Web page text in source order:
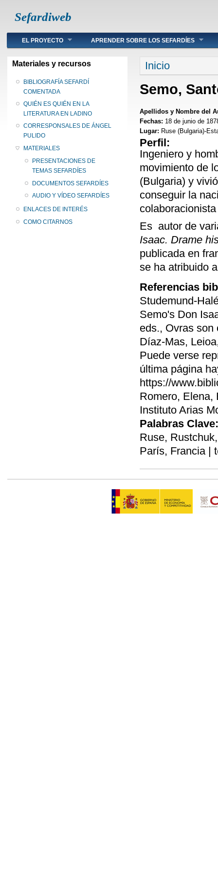
Sefardiweb
Main menu
EL PROYECTO APRENDER SOBRE LOS SEFARDÍES
Materiales y recursos
BIBLIOGRAFÍA SEFARDÍ
COMENTADA
QUIÉN ES QUIÉN EN LA
LITERATURA EN LADINO
CORRESPONSALES DE ÁNGEL
PULIDO
MATERIALES
PRESENTACIONES DE
TEMAS SEFARDÍES
DOCUMENTOS SEFARDÍES
AUDIO Y VÍDEO SEFARDÍES
ENLACES DE INTERÉS
COMO CITARNOS
Se encuentra
Inicio
Semo,
Apellidos y Nombre del
Fechas: 18 de junio de
Lugar: Ruse (Bulgaria)-
Perfil:
Ingeniero y
movimiento de
(Bulgaria) y
conseguir la
Es autor de
Isaac. Drame
publicada en
se ha atribuido
Referencias
Studemund-
Semo's Don
eds., Ovras son
Díaz-Mas,
Puede verse
última página
https://
Romero, Elena,
Instituto Arias
Palabras Clave:
Ruse,
París, Francia |